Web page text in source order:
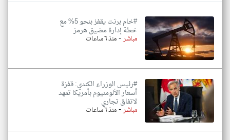
#خام برنت يقفز بنحو 5% مع
خطة إدارة مضيق هرمز
مباشر-منذ ٦ ساعات
#رئيس الوزراء الكندي: قفزة
أسعار الألومنيوم بأمريكا تمهد
لاتفاق تجاري
مباشر-منذ ٦ ساعات